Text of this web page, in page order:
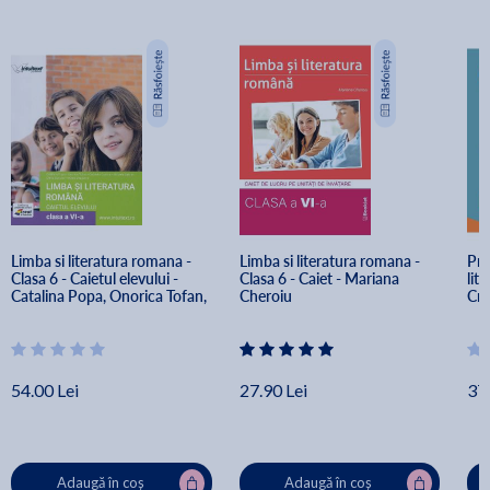
Limba si literatura romana -
Clasa 6 - Caietul elevului -
Catalina Popa, Onorica Tofan,
Dragomir
54.00 Lei
Adaugă în coș
Limba si literatura romana -
Clasa 6 - Caiet - Mariana
Cheroiu
27.90 Lei
Adaugă în coș